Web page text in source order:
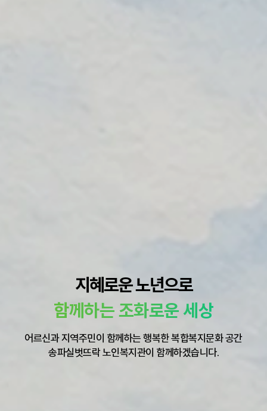
지혜로운 노년으로
함께하는 조화로운 세상
어르신과 지역주민이 함께하는 행복한 복합복지문화 공간
송파실벗뜨락 노인복지관이 함께하겠습니다.